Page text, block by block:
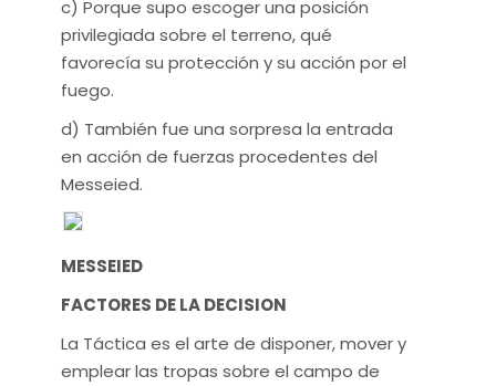
c) Porque supo escoger una posición
privilegiada sobre el terreno, qué
favorecía su protección y su acción por el
fuego.
d) También fue una sorpresa la entrada
en acción de fuerzas procedentes del
Messeied.
MESSEIED
FACTORES DE LA DECISION
La Táctica es el arte de disponer, mover y
emplear las tropas sobre el campo de